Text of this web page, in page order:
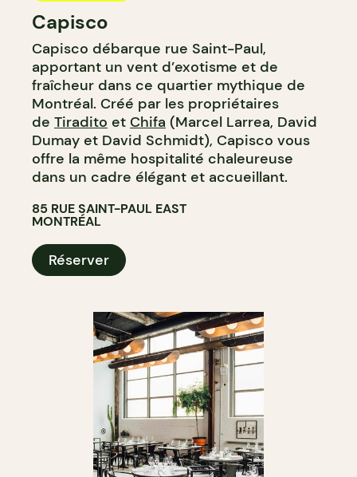
Capisco
Capisco débarque rue Saint-Paul,
apportant un vent d’exotisme et de
fraîcheur dans ce quartier mythique de
Montréal. Créé par les propriétaires
de Tiradito et Chifa (Marcel Larrea, David
Dumay et David Schmidt), Capisco vous
offre la même hospitalité chaleureuse
dans un cadre élégant et accueillant.
85 RUE SAINT-PAUL EAST
MONTRÉAL
Réserver